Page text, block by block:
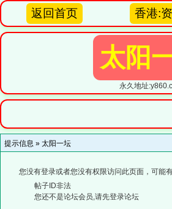
返回首页 香港:
太阳
永久地址
提示信息 » 太阳一坛
您没有登录或者您没有权限访问此页面，可能
帖子ID非法
您还不是论坛会员,请先登录论坛